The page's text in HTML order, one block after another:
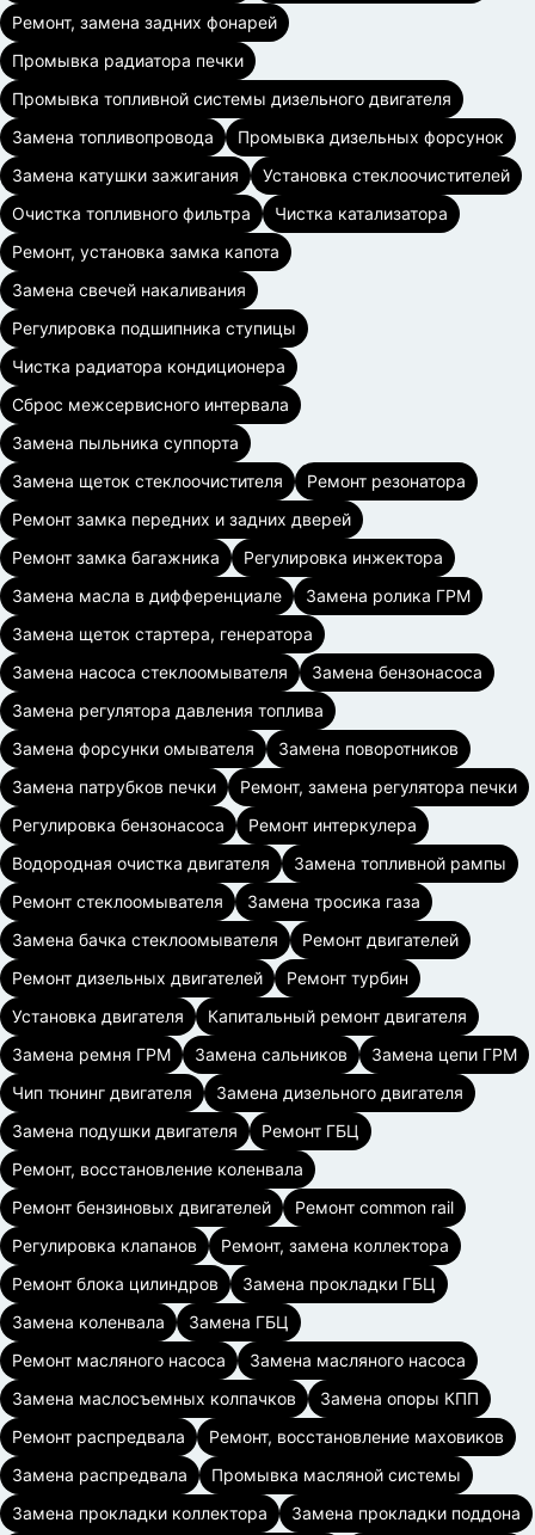
Ремонт, замена задних фонарей
Промывка радиатора печки
Промывка топливной системы дизельного двигателя
Замена топливопровода
Промывка дизельных форсунок
Замена катушки зажигания
Установка стеклоочистителей
Очистка топливного фильтра
Чистка катализатора
Ремонт, установка замка капота
Замена свечей накаливания
Регулировка подшипника ступицы
Чистка радиатора кондиционера
Сброс межсервисного интервала
Замена пыльника суппорта
Замена щеток стеклоочистителя
Ремонт резонатора
Ремонт замка передних и задних дверей
Ремонт замка багажника
Регулировка инжектора
Замена масла в дифференциале
Замена ролика ГРМ
Замена щеток стартера, генератора
Замена насоса стеклоомывателя
Замена бензонасоса
Замена регулятора давления топлива
Замена форсунки омывателя
Замена поворотников
Замена патрубков печки
Ремонт, замена регулятора печки
Регулировка бензонасоса
Ремонт интеркулера
Водородная очистка двигателя
Замена топливной рампы
Ремонт стеклоомывателя
Замена тросика газа
Замена бачка стеклоомывателя
Ремонт двигателей
Ремонт дизельных двигателей
Ремонт турбин
Установка двигателя
Капитальный ремонт двигателя
Замена ремня ГРМ
Замена сальников
Замена цепи ГРМ
Чип тюнинг двигателя
Замена дизельного двигателя
Замена подушки двигателя
Ремонт ГБЦ
Ремонт, восстановление коленвала
Ремонт бензиновых двигателей
Ремонт common rail
Регулировка клапанов
Ремонт, замена коллектора
Ремонт блока цилиндров
Замена прокладки ГБЦ
Замена коленвала
Замена ГБЦ
Ремонт масляного насоса
Замена масляного насоса
Замена маслосъемных колпачков
Замена опоры КПП
Ремонт распредвала
Ремонт, восстановление маховиков
Замена распредвала
Промывка масляной системы
Замена прокладки коллектора
Замена прокладки поддона